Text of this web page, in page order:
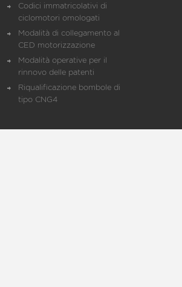
Codici immatricolativi di
ciclomotori omologati
Modalità di collegamento al
CED motorizzazione
Modalità operative per il
rinnovo delle patenti
Riqualificazione bombole di
tipo CNG4